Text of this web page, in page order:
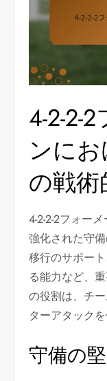
4-2-2-
ンに
の戦術
4-2-2-2フォー
強化された守
移行のサポー
る能力など、
の役割は、チ
ターアタック
守備の